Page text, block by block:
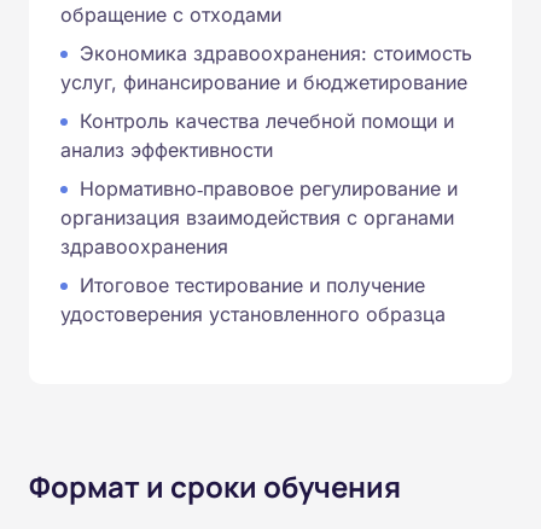
обращение с отходами
Экономика здравоохранения: стоимость
услуг, финансирование и бюджетирование
Контроль качества лечебной помощи и
анализ эффективности
Нормативно‑правовое регулирование и
организация взаимодействия с органами
здравоохранения
Итоговое тестирование и получение
удостоверения установленного образца
Формат и сроки обучения